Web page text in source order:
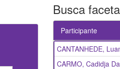
Busca
Participante
CANTANHEDE,
CARMO, Cadidja